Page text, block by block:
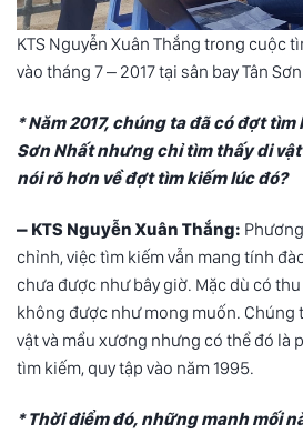
KTS Nguyễn Xuân Thắng trong cuộc
vào tháng 7 – 2017 tại sân bay Tân
* Năm 2017, chúng ta đã có đợt
Sơn Nhất nhưng chỉ tìm thấy di
nói rõ hơn về đợt tìm kiếm lúc đó?
– KTS Nguyễn Xuân Thắng:
chỉnh, việc tìm kiếm vẫn mang tính
chưa được như bây giờ. Mặc dù có
không được như mong muốn. Chúng
vật và mẩu xương nhưng có thể đó là
tìm kiếm, quy tập vào năm 1995.
* Thời điểm đó, những manh mối